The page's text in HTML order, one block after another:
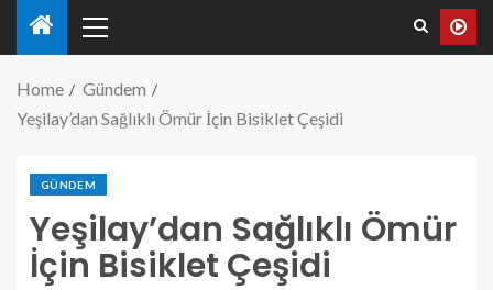
Home
Gündem
Yeşilay’dan Sağlıklı Ömür İçin Bisiklet Çeşidi
GÜNDEM
Yeşilay’dan Sağlıklı Ömür
İçin Bisiklet Çeşidi